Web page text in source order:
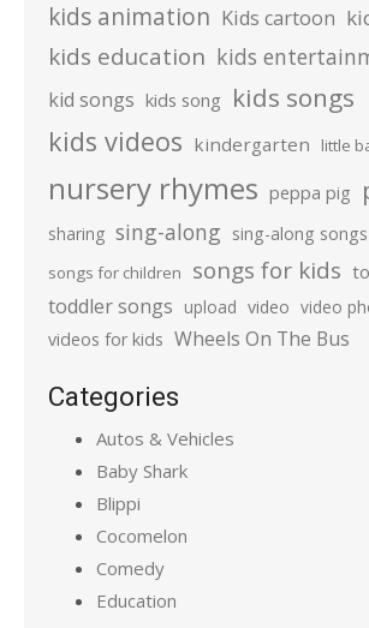
kids animation Kids cartoon
kids education kids
kid songs kids song kids songs
kids videos kindergarten little
nursery rhymes peppa pig
sharing sing-along sing-along songs
songs for children songs for kids
toddler songs upload video video
videos for kids Wheels On The Bus
Categories
Autos & Vehicles
Baby Shark
Blippi
Cocomelon
Comedy
Education